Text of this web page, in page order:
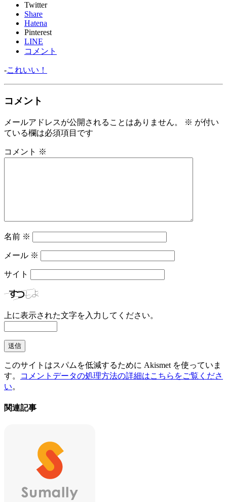
Twitter
Share
Hatena
Pinterest
LINE
コメント
-これいい！
コメント
メールアドレスが公開されることはありません。 ※ が付い
ている欄は必須項目です
コメント ※
名前 ※
メール ※
サイト
上に表示された文字を入力してください。
このサイトはスパムを低減するために Akismet を使っていま
す。
コメントデータの処理方法の詳細はこちらをご覧くださ
い。
関連記事